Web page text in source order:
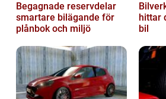
Begagnade reservdelar
smartare bilägande för
plånbok och miljö
hittar
bil